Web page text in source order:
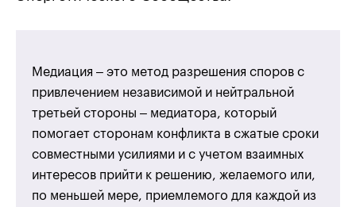
Медиация – это метод разрешения споров с
привлечением независимой и нейтральной
третьей стороны – медиатора, который
помогает сторонам конфликта в сжатые сроки
совместными усилиями и с учетом взаимных
интересов прийти к решению, желаемого или,
по меньшей мере, приемлемого для каждой из